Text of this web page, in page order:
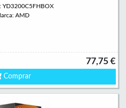
YD3200C5FHBOX
AMD
77,75 €
Comprar